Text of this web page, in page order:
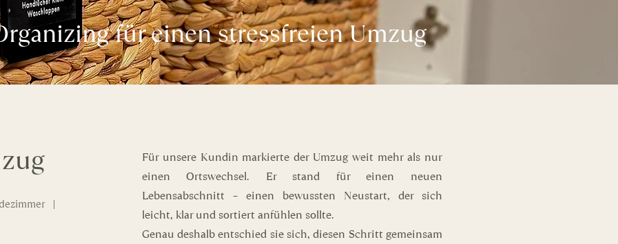
für einen stressfreien Umzug
|
Für unsere Kundin markierte der Umzug weit mehr als nur
einen Ortswechsel. Er stand für einen neuen
Lebensabschnitt – einen bewussten Neustart, der sich
leicht, klar und sortiert anfühlen sollte.
Genau deshalb entschied sie sich, diesen Schritt gemeinsam